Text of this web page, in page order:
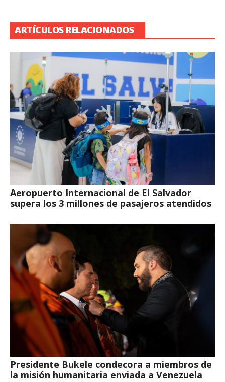
ARTÍCULOS RELACIONADOS
Aeropuerto Internacional de El Salvador
supera los 3 millones de pasajeros atendidos
Presidente Bukele condecora a miembros de
la misión humanitaria enviada a Venezuela